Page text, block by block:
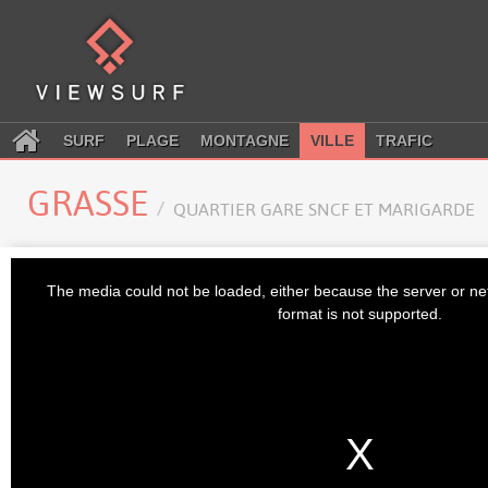
SURF PLAGE MONTAGNE VILLE TRAFIC
GRASSE QUARTIER GARE SNCF ET MARIGARDE
The media could not be loaded, either because the server or
format is not supported.